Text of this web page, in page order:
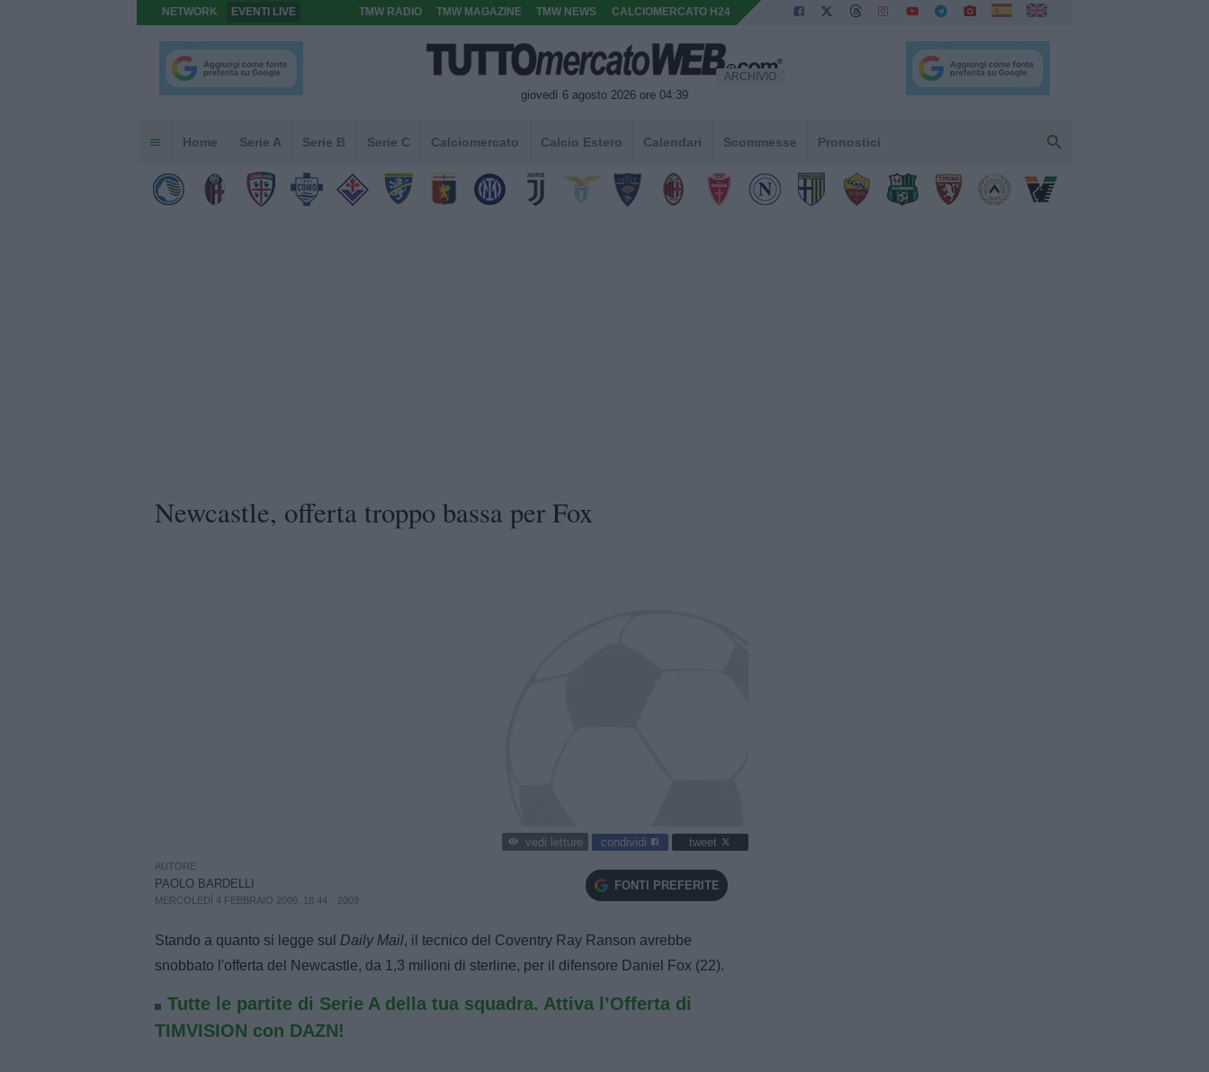
NETWORK EVENTI LIVE TMW RADIO TMW MAGAZINE TMW NEWS CALCIOMERCATO H24
giovedì 6 agosto 2026 ore 04:39
ARCHIVIO
Home Serie A Serie B Serie C Calciomercato Calcio Estero Calendari Scommesse Pronostici
Newcastle, offerta troppo bassa per Fox
vedi letture condividi tweet
AUTORE
PAOLO BARDELLI
MERCOLEDÌ 4 FEBBRAIO 2009, 18:44 2009
FONTI PREFERITE
Stando a quanto si legge sul Daily Mail, il tecnico del Coventry Ray Ranson avrebbe
snobbato l'offerta del Newcastle, da 1,3 milioni di sterline, per il difensore Daniel Fox (22).
Tutte le partite di Serie A della tua squadra. Attiva l’Offerta di
TIMVISION con DAZN!